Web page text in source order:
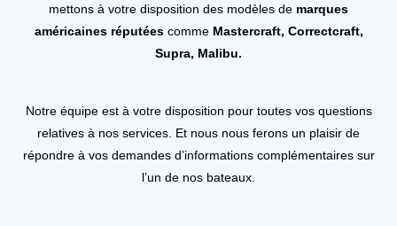
mettons à votre disposition des modèles de marques
américaines réputéescomme Mastercraft, Correctcraft,
Supra, Malibu.
Notre équipe est à votre disposition pour toutes vos questions
relatives à nos services. Et nous nous ferons un plaisir de
répondre à vos demandes d’informations complémentaires sur
l’un de nos bateaux.